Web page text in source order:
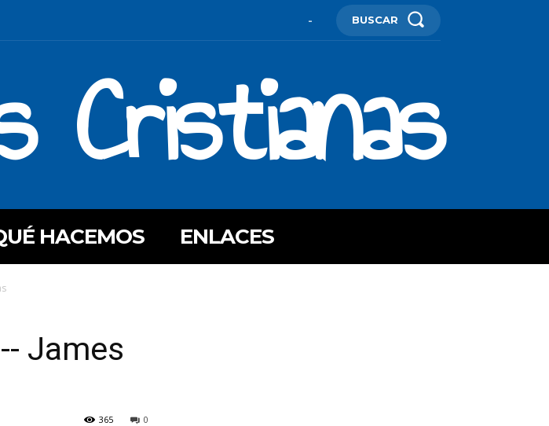
- BUSCAR
Cristianas
HACEMOS ENLACES
James
0
365